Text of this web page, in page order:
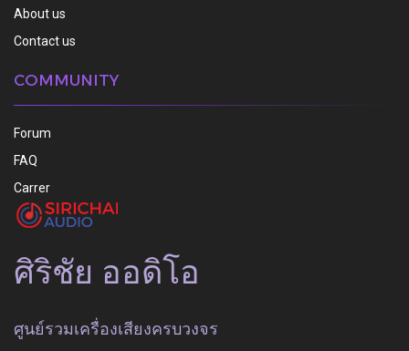
About us
Contact us
COMMUNITY
Forum
FAQ
Carrer
ศิริชัย ออดิโอ
ศูนย์รวมเครื่องเสียงครบวงจร